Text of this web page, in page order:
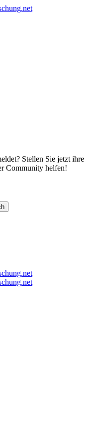
Stellen Sie jetzt ihre
Community helfen!